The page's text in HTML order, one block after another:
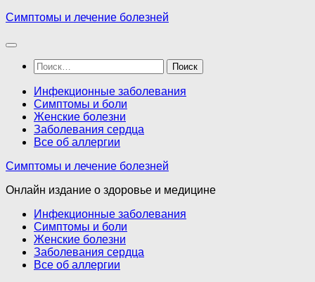
Перейти
содержимому
Симптомы и лечение болезней
Найти:
Инфекционные заболевания
Симптомы и боли
Женские болезни
Заболевания сердца
Все об аллергии
Симптомы и лечение болезней
Онлайн издание о здоровье и медицине
Инфекционные заболевания
Симптомы и боли
Женские болезни
Заболевания сердца
Все об аллергии